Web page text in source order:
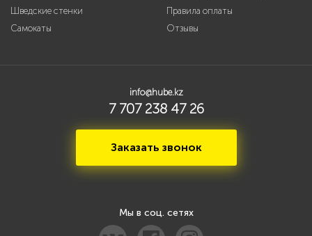
Шведские стенки
Самокаты
Правила оплаты
Отзывы
info@hube.kz
7 707 238 47 26
Заказать звонок
Мы в соц. сетях